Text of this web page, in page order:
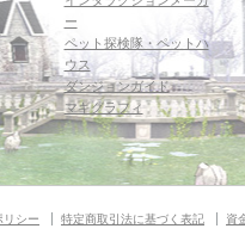
ー
ペット探検隊・ペットハ
ウス
ダンジョンガイド
マギグラフィ
リシー 特定商取引法に基づく表記 資